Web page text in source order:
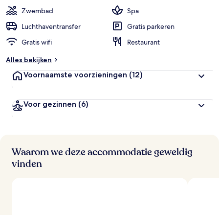
Zwembad
Spa
Luchthaventransfer
Gratis parkeren
Gratis wifi
Restaurant
Alles bekijken
Voornaamste voorzieningen (12)
Voor gezinnen (6)
Waarom we deze accommodatie geweldig
vinden